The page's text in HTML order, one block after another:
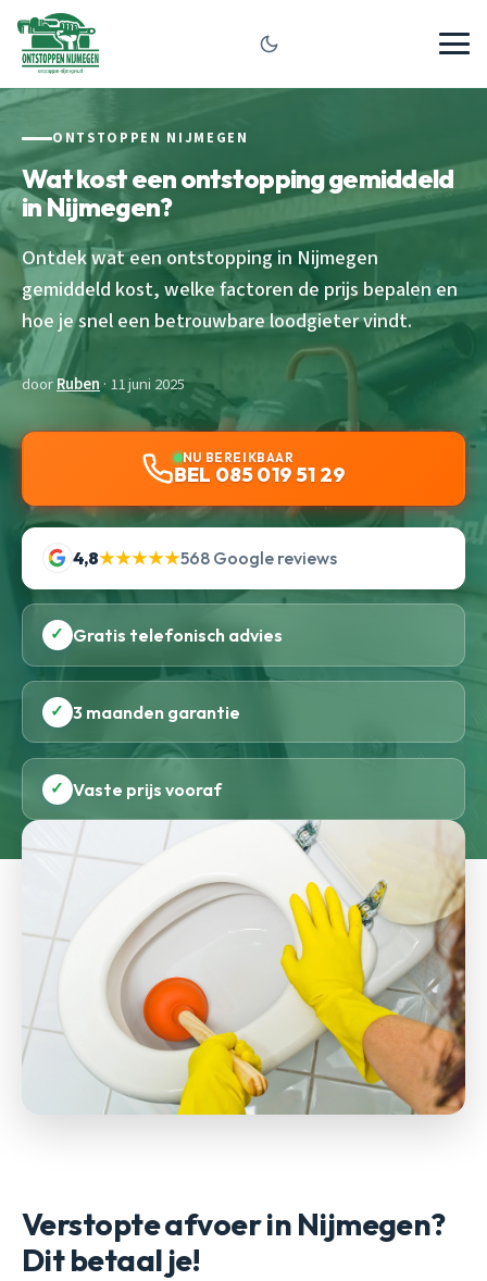
ONTSTOPPEN NIJMEGEN
Wat kost een ontstopping gemiddeld
in Nijmegen?
Ontdek wat een ontstopping in Nijmegen
gemiddeld kost, welke factoren de prijs bepalen en
hoe je snel een betrouwbare loodgieter vindt.
doorRuben· 11 juni 2025
NU BEREIKBAAR
BEL 085 019 51 29
4,8★★★★★568 Google reviews
✓ Gratis telefonisch advies
✓ 3 maanden garantie
✓ Vaste prijs vooraf
Verstopte afvoer in Nijmegen?
Dit betaal je!